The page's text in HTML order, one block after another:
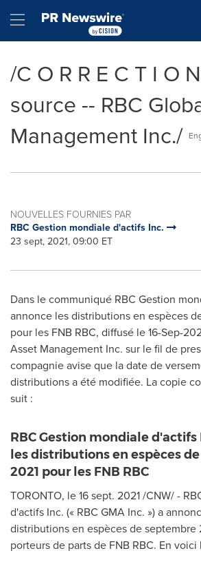
Hamburger menu
/C O R R E C T I O
source -- RBC
Management Inc./
NOUVELLES FOURNIES PAR
RBC Gestion mondiale d'actifs Inc.
23 sept, 2021, 09:00 ET
Dans le communiqué RBC Gestion
annonce les distributions en espèces
pour les FNB RBC, diffusé le16-Sep-
Asset Management Inc. sur le fil de
compagnie avise que la date de
distributions a été modifiée. La copie
suit :
RBC Gestion mondiale d'actifs
les distributions en espèces
2021 pour les FNB RBC
TORONTO, le 16 sept. 2021 /CNW/ -
d'actifs Inc. (« RBC GMA Inc. ») a
distributions en espèces de septembre
porteurs de parts de FNB RBC. En